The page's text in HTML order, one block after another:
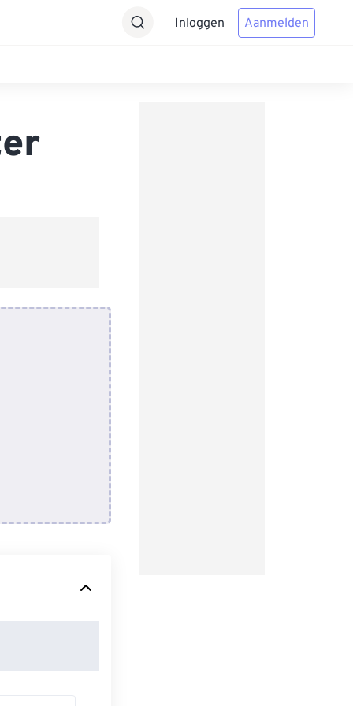
Inloggen Aanmelden